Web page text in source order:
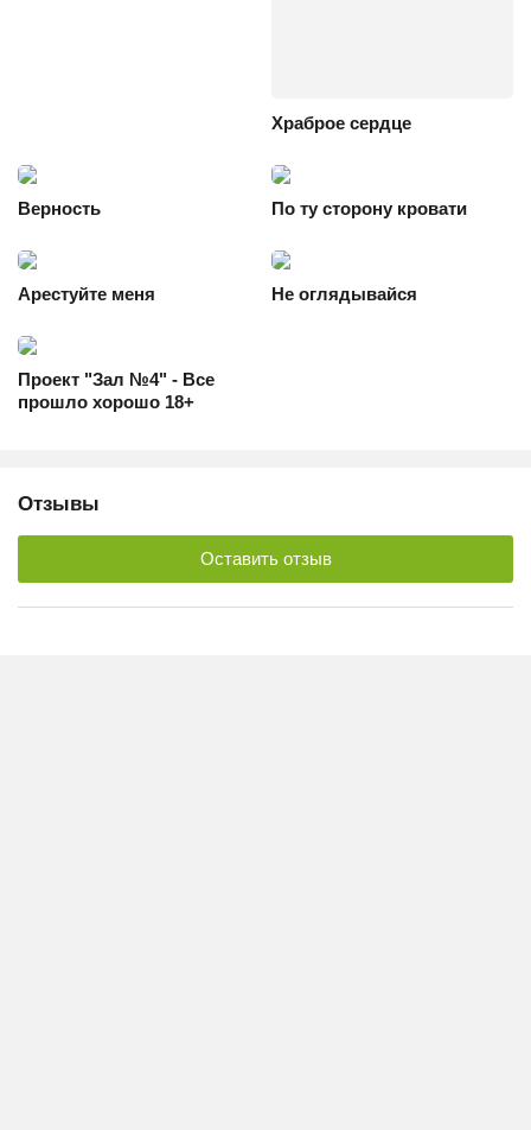
Храброе сердце
Верность По ту сторону кровати
Арестуйте меня Не оглядывайся
Проект "Зал №4" - Все
прошло хорошо 18+
Отзывы
Оставить отзыв